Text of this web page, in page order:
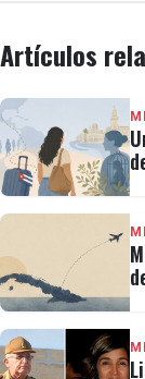
Artículos